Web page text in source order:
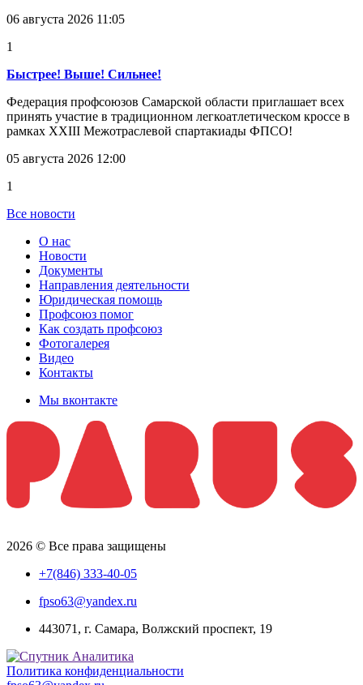
06 августа 2026 11:05
1
Быстрее! Выше! Сильнее!
Федерация профсоюзов Самарской области приглашает всех
принять участие в традиционном легкоатлетическом кроссе в
рамках XXIII Межотраслевой спартакиады ФПСО!
05 августа 2026 12:00
1
Все новости
О нас
Новости
Документы
Направления деятельности
Юридическая помощь
Профсоюз помог
Как создать профсоюз
Фотогалерея
Видео
Контакты
Мы вконтакте
2026 © Все права защищены
+7(846) 333-40-05
fpso63@yandex.ru
443071, г. Самара, Волжский проспект, 19
Политика конфиденциальности